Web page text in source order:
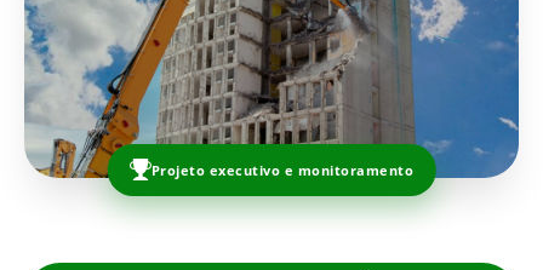
Projeto executivo e monitoramento